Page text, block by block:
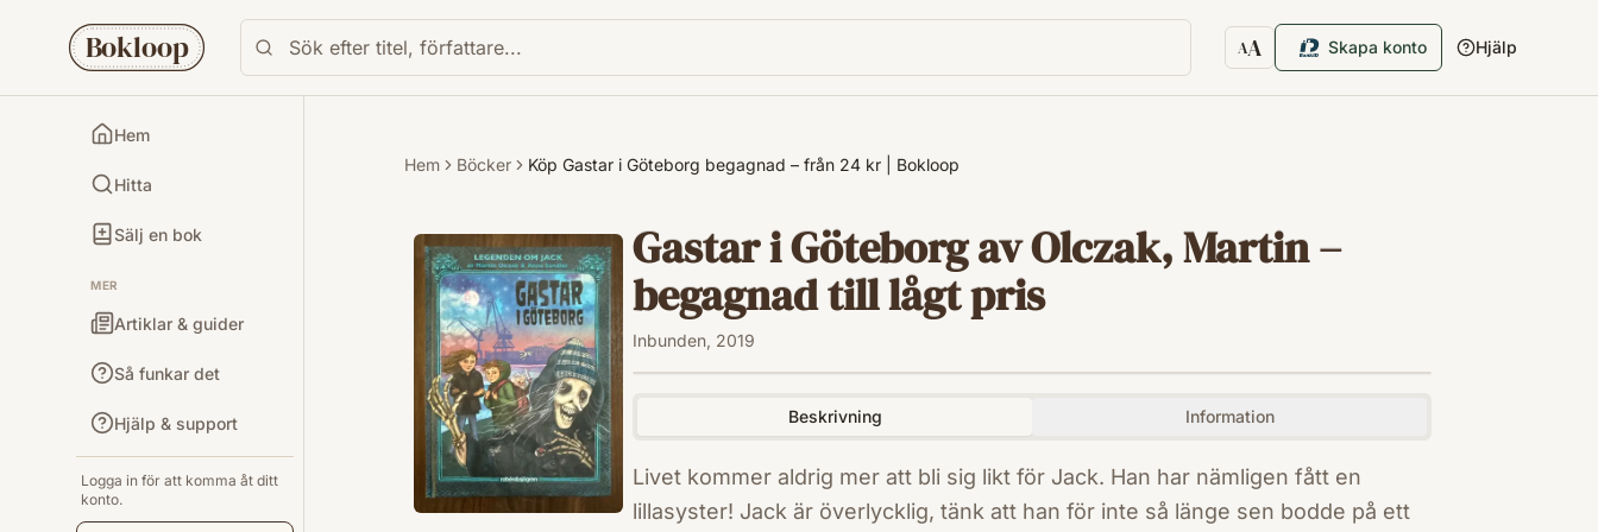
Bokloop AA
Textstorlek
Skapa konto Hjälp
Hem
Hitta
Sälj en bok
MER
Artiklar & guider
Så funkar det
Hjälp & support
Logga in för att komma åt ditt
konto.
Hem Böcker Köp Gastar i Göteborg begagnad – från 24 kr | Bokloop
Gastar i Göteborg av Olczak, Martin –
begagnad till lågt pris
Inbunden, 2019
Beskrivning Information
Livet kommer aldrig mer att bli sig likt för Jack. Han har nämligen fått en
lillasyster! Jack är överlycklig, tänk att han för inte så länge sen bodde på ett